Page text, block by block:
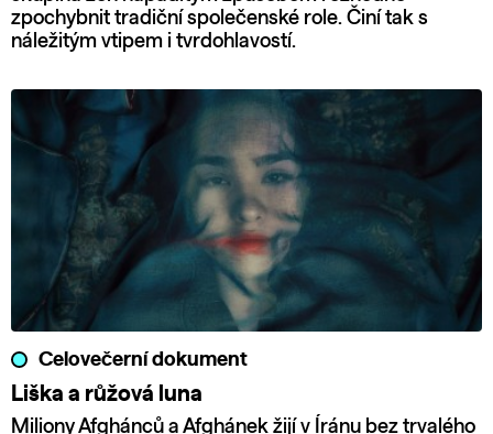
zpochybnit tradiční společenské role. Činí tak s
náležitým vtipem i tvrdohlavostí.
Celovečerní dokument
Liška a růžová luna
Miliony Afghánců a Afghánek žijí v Íránu bez trvalého